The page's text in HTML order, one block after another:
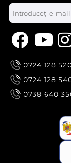
0724 128 520
0724 128
0738 640